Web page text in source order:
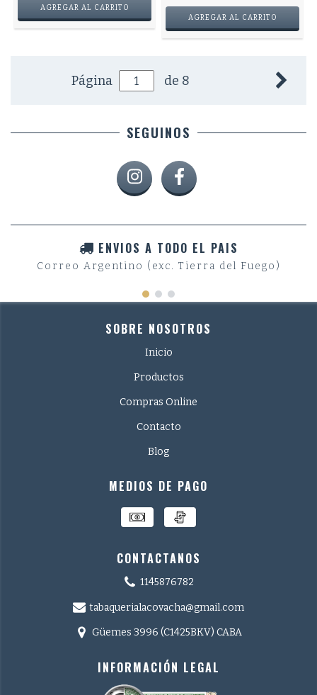
Página de 8
SEGUINOS
ENVIOS A TODO EL PAIS
Correo Argentino (exc. Tierra del Fuego)
SOBRE NOSOTROS
Inicio
Productos
Compras Online
Contacto
Blog
MEDIOS DE PAGO
CONTACTANOS
1145876782
tabaquerialacovacha@gmail.com
Güemes 3996 (C1425BKV) CABA
INFORMACIÓN LEGAL